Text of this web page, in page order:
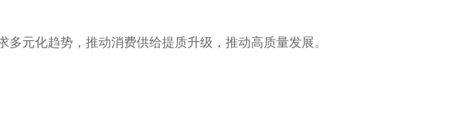
多元化趋势，推动消费供给提质升级，推动高质量发展。